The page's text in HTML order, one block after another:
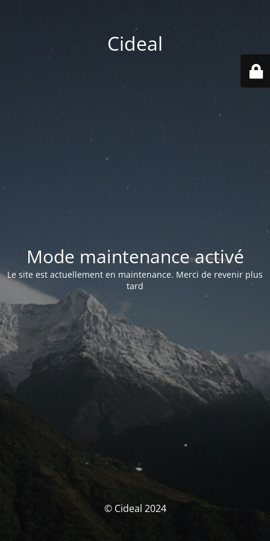
Cideal
Mode maintenance activé
Le site est actuellement en maintenance. Merci de revenir plus
tard
© Cideal 2024